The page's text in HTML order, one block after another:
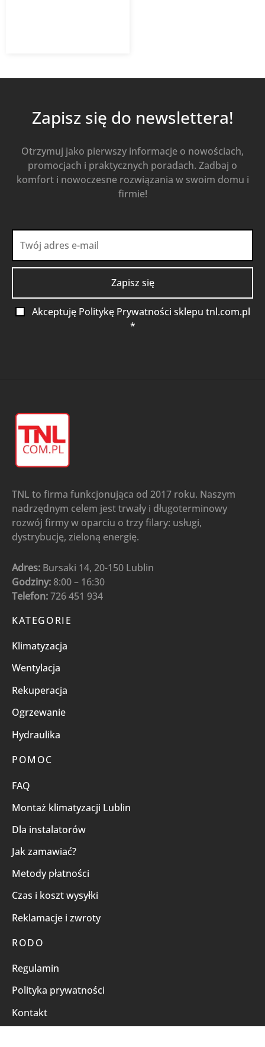
Zapisz się do newslettera!
Otrzymuj jako pierwszy informacje o nowościach,
promocjach i praktycznych poradach. Zadbaj o
komfort i nowoczesne rozwiązania w swoim domu i
firmie!
Akceptuję Politykę Prywatności sklepu tnl.com.pl
*
TNL to firma funkcjonująca od 2017 roku. Naszym
nadrzędnym celem jest trwały i długoterminowy
rozwój firmy w oparciu o trzy filary: usługi,
dystrybucję, zieloną energię.
Adres: Bursaki 14, 20-150 Lublin
Godziny: 8:00 – 16:30
Telefon:726 451 934
KATEGORIE
Klimatyzacja
Wentylacja
Rekuperacja
Ogrzewanie
Hydraulika
POMOC
FAQ
Montaż klimatyzacji Lublin
Dla instalatorów
Jak zamawiać?
Metody płatności
Czas i koszt wysyłki
Reklamacje i zwroty
RODO
Regulamin
Polityka prywatności
Kontakt